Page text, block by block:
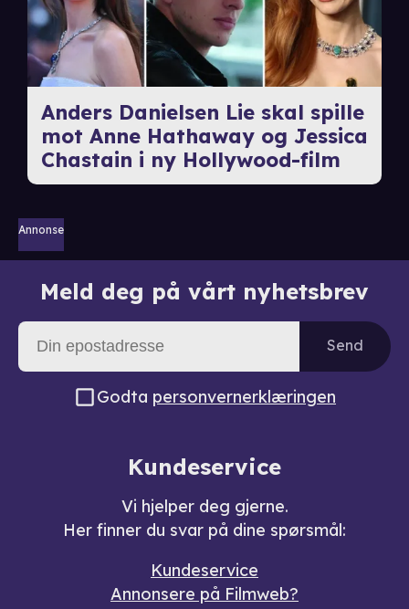
Anders Danielsen Lie skal spille
mot Anne Hathaway og Jessica
Chastain i ny Hollywood-film
Annonse
Meld deg på vårt nyhetsbrev
Send
Godta personvernerklæringen
Kundeservice
Vi hjelper deg gjerne.
Her finner du svar på dine spørsmål:
Kundeservice
Annonsere på Filmweb?